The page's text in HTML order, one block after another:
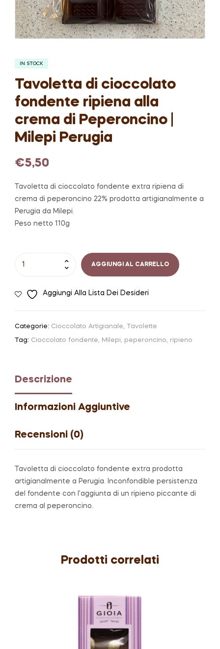
IN STOCK
Tavoletta di cioccolato
fondente ripiena alla
crema di Peperoncino |
Milepi Perugia
€5,50
Tavoletta di cioccolato fondente extra ripiena di
crema di peperoncino 22% prodotta artigianalmente a
Perugia da Milepi.
Peso netto 110g
fondente
Milepi
Perugia
quantità
AGGIUNGI AL CARRELLO
Aggiungi Alla Lista Dei Desideri
Categorie: Cioccolato Artigianale, Tavolette
Tag: Cioccolato fondente, Milepi, peperoncino, ripieno
Descrizione
Informazioni Aggiuntive
Recensioni (0)
Tavoletta di cioccolato fondente extra prodotta
artigianalmente a Perugia. Inconfondible persistenza
del fondente con l’aggiunta di un ripieno piccante di
crema al peperoncino.
Prodotti correlati